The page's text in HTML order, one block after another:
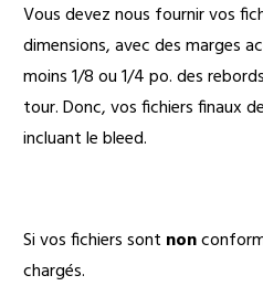
Vous devez nous fournir vos
dimensions, avec des marges
moins 1/8 ou 1/4 po. des
tour. Donc, vos fichiers finaux
incluant le bleed.
Si vos fichiers sont non
chargés.